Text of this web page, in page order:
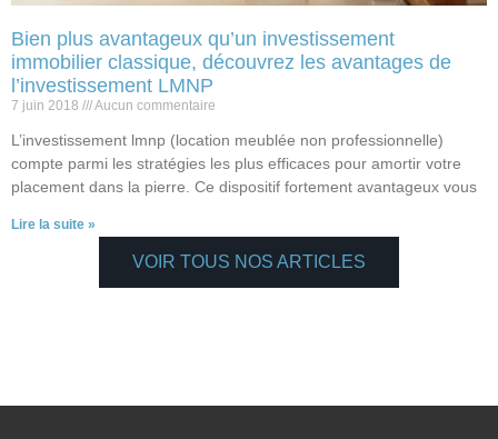
Bien plus avantageux qu’un investissement
immobilier classique, découvrez les avantages de
l’investissement LMNP
7 juin 2018 Aucun commentaire
L’investissement lmnp (location meublée non professionnelle)
compte parmi les stratégies les plus efficaces pour amortir votre
placement dans la pierre. Ce dispositif fortement avantageux vous
Lire la suite »
VOIR TOUS NOS ARTICLES